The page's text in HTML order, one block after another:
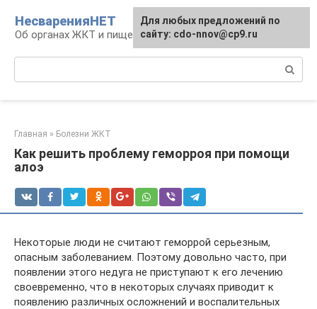
контенту
НесваренияНЕТ
Об органах ЖКТ и пищеварении
Главная » Болезни ЖКТ
Как решить проблему геморроя при помощи
алоэ
Некоторые люди не считают геморрой серьезным,
опасным заболеванием. Поэтому довольно часто, при
появлении этого недуга не приступают к его лечению
своевременно, что в некоторых случаях приводит к
появлению различных осложнений и воспалительных
Для любых предложений по
сайту: cdo-nnov@cp9.ru